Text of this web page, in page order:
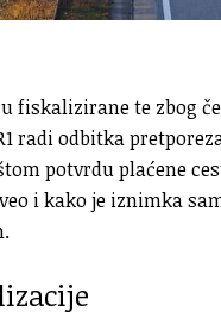
fiskalizirane te zbog
radi odbitka
potvrdu plaćene
i kako je iznimka